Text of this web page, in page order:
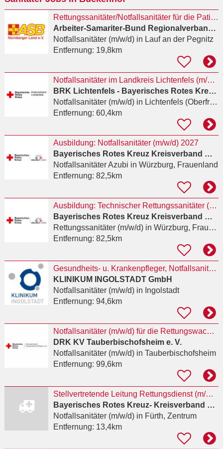
Rettungssanitäter/Notfallsanitäter für die Patientenrückholung (m/w/d)
Arbeiter-Samariter-Bund Regionalverband Nürnberger Land e.V.
Notfallsanitäter (m/w/d)in Lauf an der Pegnitz
Entfernung: 19,8km
Notfallsanitäter im Landkreis Lichtenfels (m/w/d)
BRK Lichtenfels - Bayerisches Rotes Kreuz Kreisverband Lichtenfels e.V.
Notfallsanitäter (m/w/d)in Lichtenfels (Oberfranken)
Entfernung: 60,4km
Ausbildung: Notfallsanitäter (m/w/d) 2027
Bayerisches Rotes Kreuz Kreisverband Würzburg
Notfallsanitäter Azubi in Würzburg, Frauenland
Entfernung: 82,5km
Ausbildung: Technischer Rettungssanitäter (m/w/d) April 2027
Bayerisches Rotes Kreuz Kreisverband Würzburg
Rettungssanitäter (m/w/d)in Würzburg, Frauenland
Entfernung: 82,5km
Gesundheits- u. Krankenpfleger, Notfallsanitäter (m/w/d)
KLINIKUM INGOLSTADT GmbH
Notfallsanitäter (m/w/d)in Ingolstadt
Entfernung: 94,6km
Notfallsanitäter (m/w/d) für die Rettungswache Boxberg
DRK KV Tauberbischofsheim e. V.
Notfallsanitäter (m/w/d)in Tauberbischofsheim
Entfernung: 99,6km
Stellvertretende Leitung Rettungsdienst (m/w/d)
Bayerisches Rotes Kreuz- Kreisverband Fürth
Notfallsanitäter (m/w/d)in Fürth, Zentrum
Entfernung: 13,4km